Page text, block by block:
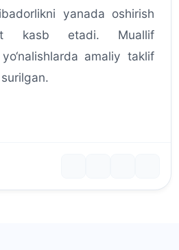
yanada oshirish
kasb etadi. Muallif
amaliy taklif